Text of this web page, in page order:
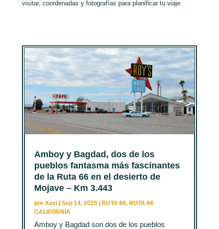
visitar, coordenadas y fotografías para planificar tu viaje.
Amboy y Bagdad, dos de los
pueblos fantasma más fascinantes
de la Ruta 66 en el desierto de
Mojave – Km 3.443
por Xavi| Sep 14, 2025| RUTA 66, RUTA 66
CALIFORNIA
Amboy y Bagdad son dos de los pueblos